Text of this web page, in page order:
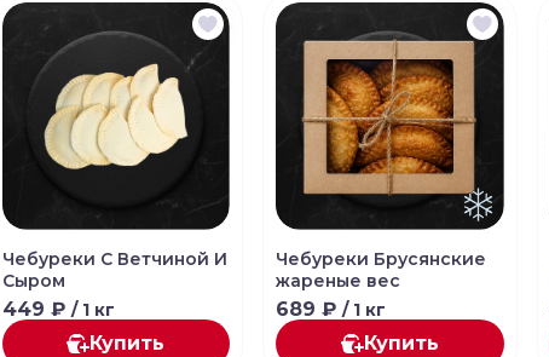
Чебуреки С Ветчиной И
Сыром
449 ₽ / 1 кг
Купить
Чебуреки Брусянские
жареные вес
689 ₽/ 1 кг
Купить